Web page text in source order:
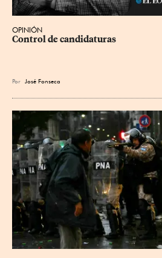
OPINIÓN
Control de candidaturas
Por José Fonseca